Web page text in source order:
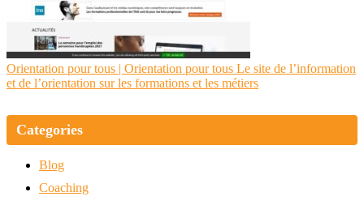
Orientation pour tous | Orientation pour tous Le site de l’information
et de l’orientation sur les formations et les métiers
Categories
Blog
Coaching